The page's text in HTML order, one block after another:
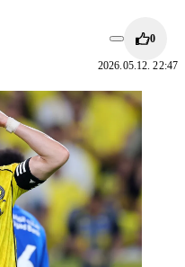
0
2026.05.12. 22:47